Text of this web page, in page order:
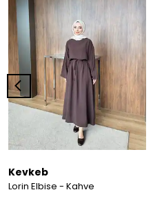
Kevkeb
Lorin Elbise - Kahve